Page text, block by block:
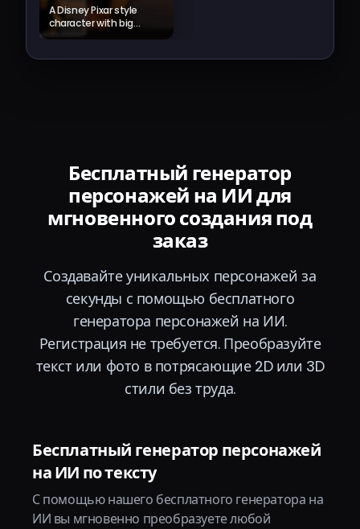
A Disney Pixar style
character with big
expressive eyes, colorful
atmosphere
Бесплатный генератор
персонажей на ИИ для
мгновенного создания под
заказ
Создавайте уникальных персонажей за
секунды с помощью бесплатного
генератора персонажей на ИИ.
Регистрация не требуется. Преобразуйте
текст или фото в потрясающие 2D или 3D
стили без труда.
Бесплатный генератор персонажей
на ИИ по тексту
С помощью нашего бесплатного генератора на
ИИ вы мгновенно преобразуете любой